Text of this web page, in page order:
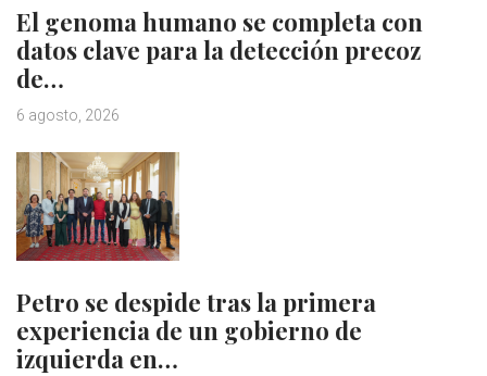
El genoma humano se completa con
datos clave para la detección precoz
de…
6 agosto, 2026
Petro se despide tras la primera
experiencia de un gobierno de
izquierda en…